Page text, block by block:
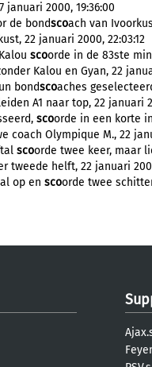
januari 2000, 19:36:00
de bondscoach van
22 januari 2000, 22:03:12
scoorde in de 83ste
Kalou en Gyan, 22
bondscoaches
A1 naar top, 22 januari
scoorde in een korte
coach Olympique M., 22
scoorde twee keer, maar
tweede helft, 22 januari
op en scoorde twee